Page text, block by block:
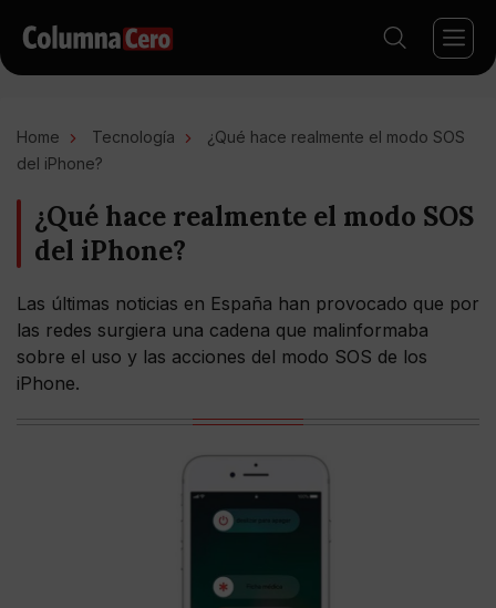
Home Tecnología
¿Qué hace realmente el modo SOS
del iPhone?
¿Qué hace realmente el modo SOS
del iPhone?
Las últimas noticias en España han provocado que por
las redes surgiera una cadena que malinformaba
sobre el uso y las acciones del modo SOS de los
iPhone.